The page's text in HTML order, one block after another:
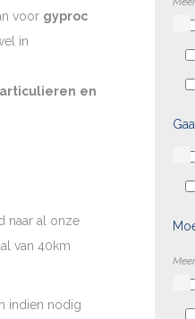
voor gyproc
in
en
naar al onze
van 40km
indien nodig